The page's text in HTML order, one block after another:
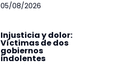
05/08/2026
Injusticia y dolor:
Víctimas de dos
gobiernos
indolentes